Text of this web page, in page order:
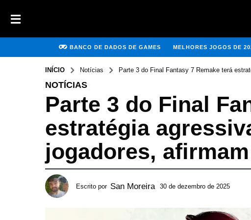
BANCO DE DADOS DE GAMES MELHORES JOGOS DE
INÍCIO Notícias Parte 3 do Final Fantasy 7 Remake terá
NOTÍCIAS
Parte 3 do Final
estratégia
jogadores,
Escrito por San Moreira 30 de dezembro de 2025
e